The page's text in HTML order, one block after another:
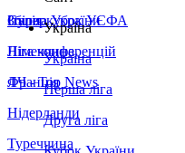
Збірна України
Італія
Німеччина
Франція
Нідерланди
Туреччина
Суперкубок УЄФА
Ліга конференцій
ЛЧ - Top News
Україна
Україна
Перша ліга
Друга ліга